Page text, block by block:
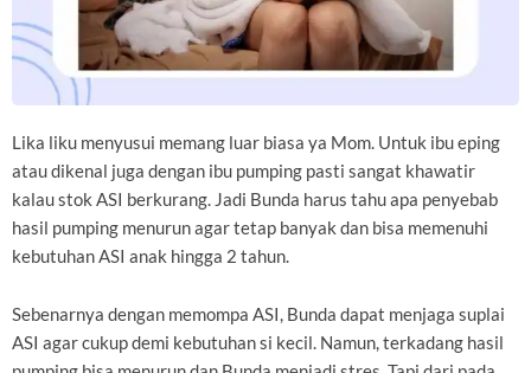
Lika liku menyusui memang luar biasa ya Mom. Untuk ibu eping
atau dikenal juga dengan ibu pumping pasti sangat khawatir
kalau stok ASI berkurang. Jadi Bunda harus tahu apa penyebab
hasil pumping menurun agar tetap banyak dan bisa memenuhi
kebutuhan ASI anak hingga 2 tahun.
Sebenarnya dengan memompa ASI, Bunda dapat menjaga suplai
ASI agar cukup demi kebutuhan si kecil. Namun, terkadang hasil